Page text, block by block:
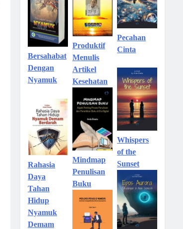
Bersahabat
Dengan
Nyamuk
Rahasia
Daya
Tahan
Hidup
Nyamuk
Demam
Produktif
Menulis
Artikel
Kesehatan
Mindmap
Penulisan
Buku
Pecahan
Cinta
Whispers
of the
Sunset